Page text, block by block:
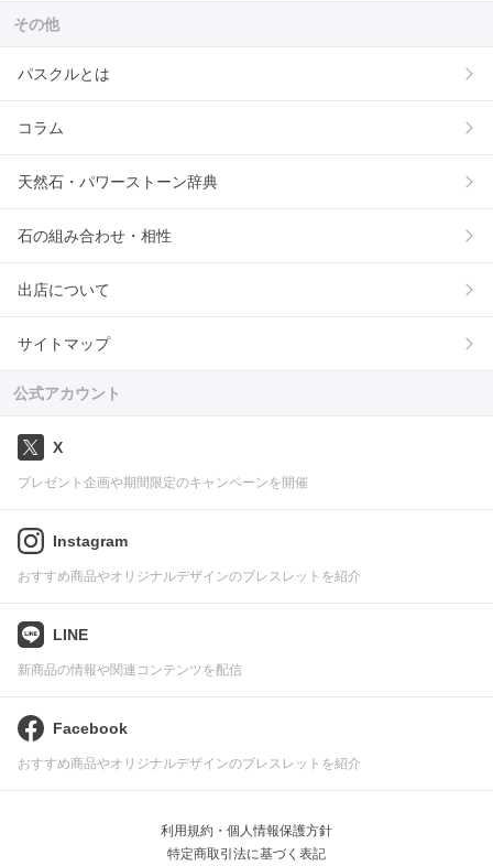
その他
パスクルとは
コラム
天然石・パワーストーン辞典
石の組み合わせ・相性
出店について
サイトマップ
公式アカウント
X
プレゼント企画や期間限定のキャンペーンを開催
Instagram
おすすめ商品やオリジナルデザインのブレスレットを紹介
LINE
新商品の情報や関連コンテンツを配信
Facebook
おすすめ商品やオリジナルデザインのブレスレットを紹介
利用規約・個人情報保護方針
特定商取引法に基づく表記